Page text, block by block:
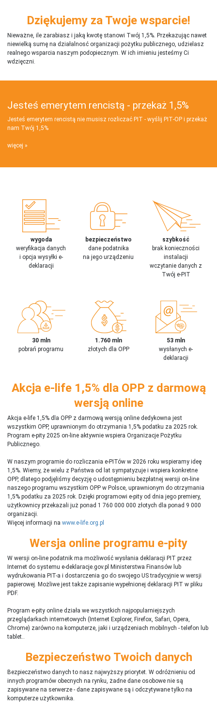
Dziękujemy za Twoje wsparcie!
Nieważne, ile zarabiasz i jaką kwotę stanowi Twój 1,5%. Przekazując nawet
niewielką sumę na działalnosć organizacji pożytku publicznego, udzielasz
realnego wsparcia naszym podopiecznym. W ich imieniu jesteśmy Ci
wdzięczni.
Jesteś emerytem rencistą - przekaż 1,5%
Jesteś emerytem rencistą nie musisz rozliczać PIT - wyślij PIT‑OP i przekaż
nam Twój 1,5%
więcej
wygoda
weryfikacja danych
i opcja wysyłki e-
deklaracji
bezpieczeństwo
dane podatnika
na jego urządzeniu
szybkość
brak konieczności
instalacji
wczytanie danych z
Twój e-PIT
30 mln
pobrań programu
1.760 mln
złotych dla OPP
53 mln
wysłanych e-
deklaracji
Akcja e-life 1,5% dla OPP z darmową
wersją online
Akcja e-life 1,5% dla OPP z darmową wersją online dedykowna jest
wszystkim OPP, uprawnionym do otrzymania 1,5% podatku za 2025 rok.
Program e-pity 2025 on-line aktywnie wspiera Organizacje Pożytku
Publicznego.
W naszym programie do rozliczania e-PITów w 2026 roku wspieramy ideę
1,5%. Wiemy, że wielu z Państwa od lat sympatyzuje i wspiera konkretne
OPP, dlatego podjęliśmy decyzję o udostępnieniu bezpłatnej wersji on-line
naszego programu wszystkim OPP w Polsce, uprawnionym do otrzymania
1,5% podatku za 2025 rok. Dzięki programowi e-pity od dnia jego premiery,
użytkownicy przekazali już ponad 1 760 000 000 złotych dla ponad 9 000
organizacji.
Więcej informacji na www.e-life.org.pl
Wersja online programu e-pity
W wersji on-line podatnik ma możliwość wysłania deklaracji PIT przez
Internet do systemu e-deklaracje.gov.pl Ministerstwa Finansów lub
wydrukowania PIT-a i dostarczenia go do swojego US tradycyjnie w wersji
papierowej. Możliwe jest także zapisanie wypełnionej deklaracji PIT w pliku
PDF.
Program e-pity online działa we wszystkich najpopularniejszych
przeglądarkach internetowych (Internet Explorer, Firefox, Safari, Opera,
Chrome) zarówno na komputerze, jaki i urządzeniach mobilnych - telefon lub
tablet..
Bezpieczeństwo Twoich danych
Bezpieczeństwo danych to nasz najwyższy priorytet. W odróżnieniu od
innych programów obecnych na rynku, żadne dane osobowe nie są
zapisywane na serwerze - dane zapisywane są i odczytywane tylko na
komputerze użytkownika.